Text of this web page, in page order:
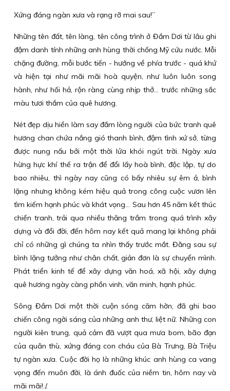
Xứng đáng ngàn xưa và rạng rỡ mai sau!”
Những tên đất, tên làng, tên công trình ở Đầm Dơi từ lâu ghi
đậm danh tính những anh hùng thời chống Mỹ cứu nước. Mỗi
chặng đường, mỗi bước tiến - hướng về phía trước - quá khứ
và hiện tại như mãi mãi hoà quyện, như luôn luôn song
hành, như hối hả, rộn ràng cùng nhịp thở… trước những sắc
màu tươi thắm của quê hương.
Nét đẹp dịu hiền làm say đắm lòng người của bức tranh quê
hương chan chứa nắng gió thanh bình, đậm tình xứ sở, từng
được nung nấu bởi một thời lửa khói ngút trời. Ngày xưa
hừng hực khí thế ra trận để đổi lấy hoà bình, độc lập, tự do
bao nhiêu, thì ngày nay cũng có bấy nhiêu sự êm ả, bình
lặng nhưng không kém hiệu quả trong công cuộc vươn lên
tìm kiếm hạnh phúc và khát vọng… Sau hơn 45 năm kết thúc
chiến tranh, trải qua nhiều thăng trầm trong quá trình xây
dựng và đổi đời, đến hôm nay kết quả mang lại không phải
chỉ có những gì chúng ta nhìn thấy trước mắt. Đằng sau sự
bình lặng tưởng như chân chất, giản đơn là sự chuyển mình.
Phát triển kinh tế để xây dựng văn hoá, xã hội, xây dựng
quê hương ngày càng phồn vinh, văn minh, hạnh phúc.
Sông Đầm Dơi một thời cuộn sóng căm hờn, đã ghi bao
chiến công ngời sáng của những anh thư, liệt nữ. Những con
người kiên trung, quả cảm đã vượt qua mưa bom, bão đạn
của quân thù, xứng đáng con cháu của Bà Trưng, Bà Triệu
tự ngàn xưa. Cuộc đời họ là những khúc anh hùng ca vang
vọng đến muôn đời, là ánh đuốc của niềm tin, hôm nay và
mãi mãi!./.